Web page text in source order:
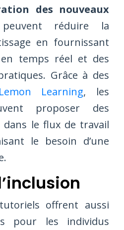
des nouveaux
réduire la
en fournissant
temps réel et des
Grâce à des
Lemon Learning, les
proposer des
le flux de travail
le besoin d’une
offrent aussi
pour les individus